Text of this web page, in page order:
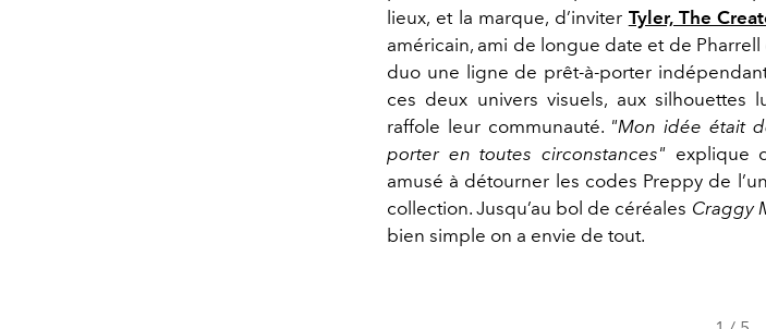
lieux, et la marque, d’inviter Tyler, The
américain, ami de longue date et de
duo une ligne de prêt-à-porter
ces deux univers visuels, aux silhouettes
raffole leur communauté. "Mon idée était
porter en toutes circonstances" explique
amusé à détourner les codes Preppy de
collection. Jusqu’au bol de céréales Craggy
bien simple on a envie de tout.